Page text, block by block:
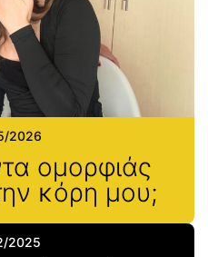
2026
ομορφιάς
κόρη μου;
2025